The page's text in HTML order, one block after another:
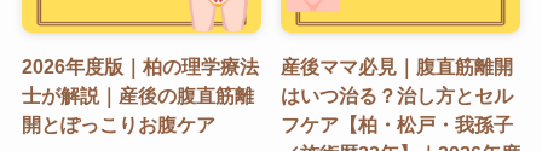
2026年度版｜柏の理学療法
士が解説｜産後の腹直筋離
開とぽっこりお腹ケア
産後ママ必見｜腹直筋離開
はいつ治る？治し方とセル
フケア【柏・松戸・我孫子